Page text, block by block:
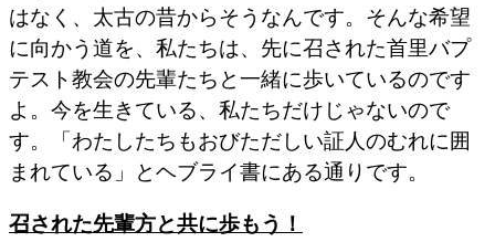
はなく、太古の昔からそうなんです。そんな希望
に向かう道を、私たちは、先に召された首里バプ
テスト教会の先輩たちと一緒に歩いているのです
よ。今を生きている、私たちだけじゃないので
す。「わたしたちもおびただしい証人のむれに囲
まれている」とヘブライ書にある通りです。
召された先輩方と共に歩もう！